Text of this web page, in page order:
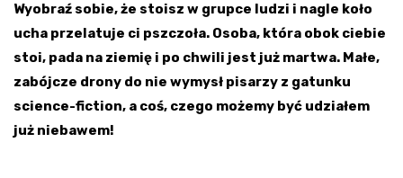
Wyobraź sobie, że stoisz w grupce ludzi i nagle koło
ucha przelatuje ci pszczoła. Osoba, która obok ciebie
stoi, pada na ziemię i po chwili jest już martwa. Małe,
zabójcze drony do nie wymysł pisarzy z gatunku
science-fiction, a coś, czego możemy być udziałem
już niebawem!